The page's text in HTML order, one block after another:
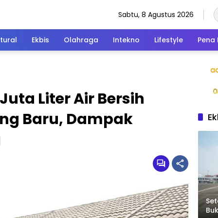
Sabtu, 8 Agustus 2026
Ekbis Olahraga Intekno Lifestyle Pena
Liter Air Bersih
Baru, Dampak